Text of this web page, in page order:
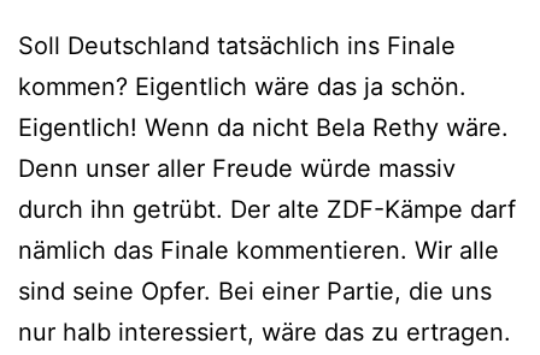
Soll Deutschland tatsächlich ins Finale
kommen? Eigentlich wäre das ja schön.
Eigentlich! Wenn da nicht Bela Rethy wäre.
Denn unser aller Freude würde massiv
durch ihn getrübt. Der alte ZDF-Kämpe darf
nämlich das Finale kommentieren. Wir alle
sind seine Opfer. Bei einer Partie, die uns
nur halb interessiert, wäre das zu ertragen.